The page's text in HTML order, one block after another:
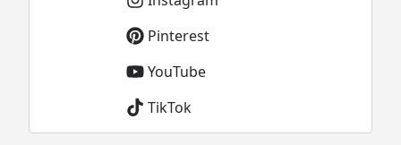
Pinterest
YouTube
TikTok